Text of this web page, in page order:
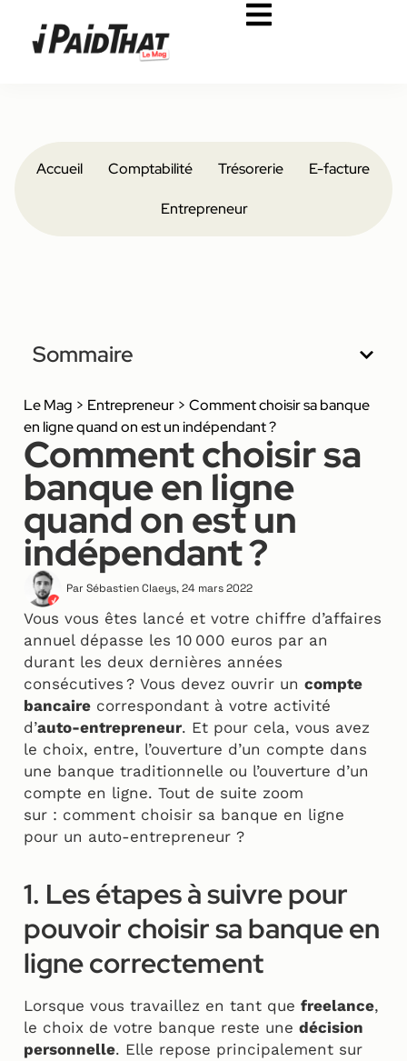
Accueil Comptabilité Trésorerie E-facture
Entrepreneur
Sommaire
Le Mag > Entrepreneur > Comment choisir sa banque
en ligne quand on est un indépendant ?
Comment choisir sa
banque en ligne
quand on est un
indépendant ?
Par Sébastien Claeys,24 mars 2022
Vous vous êtes lancé et votre chiffre d’affaires
annuel dépasse les 10 000 euros par an
durant les deux dernières années
consécutives ? Vous devez ouvrir un compte
bancaire correspondant à votre activité
d’auto-entrepreneur. Et pour cela, vous avez
le choix, entre, l’ouverture d’un compte dans
une banque traditionnelle ou l’ouverture d’un
compte en ligne. Tout de suite zoom
sur : comment choisir sa banque en ligne
pour un auto-entrepreneur ?
1. Les étapes à suivre pour
pouvoir choisir sa banque en
ligne correctement
Lorsque vous travaillez en tant que freelance,
le choix de votre banque reste une décision
personnelle. Elle repose principalement sur